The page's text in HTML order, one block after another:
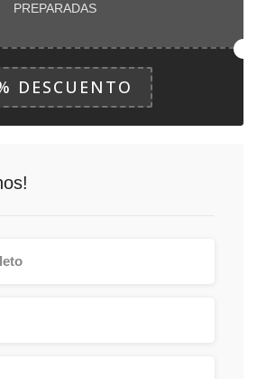
PREPARADAS
DESCUENTO